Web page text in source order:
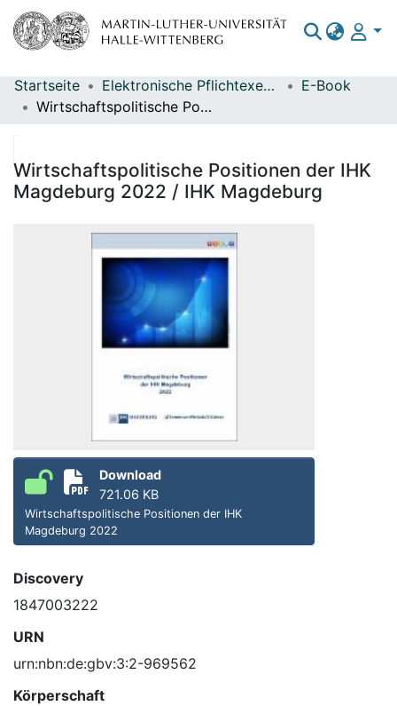
Bereiche & Sammlungen
Statistiken
Startseite Elektronische Pflichtexemplare
E-Book
Wirtschaftspolitische Positionen der IHK Magdeburg 2022 / IHK Magdeburg
Wirtschaftspolitische Positionen der IHK
Magdeburg 2022 / IHK Magdeburg
Download
721.06 KB
Wirtschaftspolitische Positionen der IHK
Magdeburg 2022
Discovery
1847003222
URN
urn:nbn:de:gbv:3:2-969562
Körperschaft